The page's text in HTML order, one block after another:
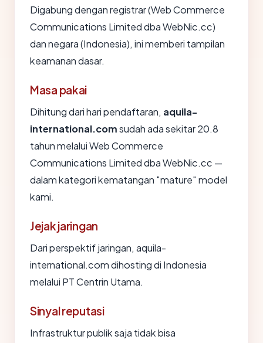
Digabung dengan registrar (Web Commerce
Communications Limited dba WebNic.cc)
dan negara (Indonesia), ini memberi tampilan
keamanan dasar.
Masa pakai
Dihitung dari hari pendaftaran, aquila-
international.comsudah ada sekitar 20.8
tahun melalui Web Commerce
Communications Limited dba WebNic.cc —
dalam kategori kematangan "mature" model
kami.
Jejak jaringan
Dari perspektif jaringan, aquila-
international.com dihosting di Indonesia
melalui PT Centrin Utama.
Sinyal reputasi
Infrastruktur publik saja tidak bisa